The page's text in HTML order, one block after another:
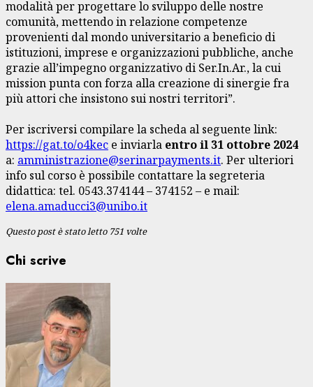
modalità per progettare lo sviluppo delle nostre
comunità, mettendo in relazione competenze
provenienti dal mondo universitario a beneficio di
istituzioni, imprese e organizzazioni pubbliche, anche
grazie all’impegno organizzativo di Ser.In.Ar., la cui
mission punta con forza alla creazione di sinergie fra
più attori che insistono sui nostri territori”.
Per iscriversi compilare la scheda al seguente link:
https://gat.to/o4kec e inviarla entro il 31 ottobre 2024
a: amministrazione@serinarpayments.it. Per ulteriori
info sul corso è possibile contattare la segreteria
didattica: tel. 0543.374144 – 374152 – e mail:
elena.amaducci3@unibo.it
Questo post è stato letto 751 volte
Chi scrive